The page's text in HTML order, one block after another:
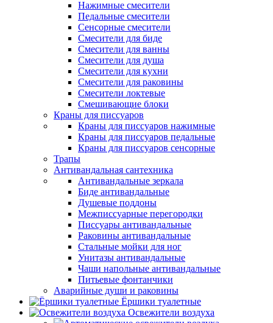
Нажимные смесители
Педальные смесители
Сенсорные смесители
Смесители для биде
Смесители для ванны
Смесители для душа
Смесители для кухни
Смесители для раковины
Смесители локтевые
Смешивающие блоки
Краны для писсуаров
Краны для писсуаров нажимные
Краны для писсуаров педальные
Краны для писсуаров сенсорные
Трапы
Антивандальная сантехника
Антивандальные зеркала
Биде антивандальные
Душевые поддоны
Межписсуарные перегородки
Писсуары антивандальные
Раковины антивандальные
Стальные мойки для ног
Унитазы антивандальные
Чаши напольные антивандальные
Питьевые фонтанчики
Аварийные души и раковины
Ёршики туалетные
Освежители воздуха